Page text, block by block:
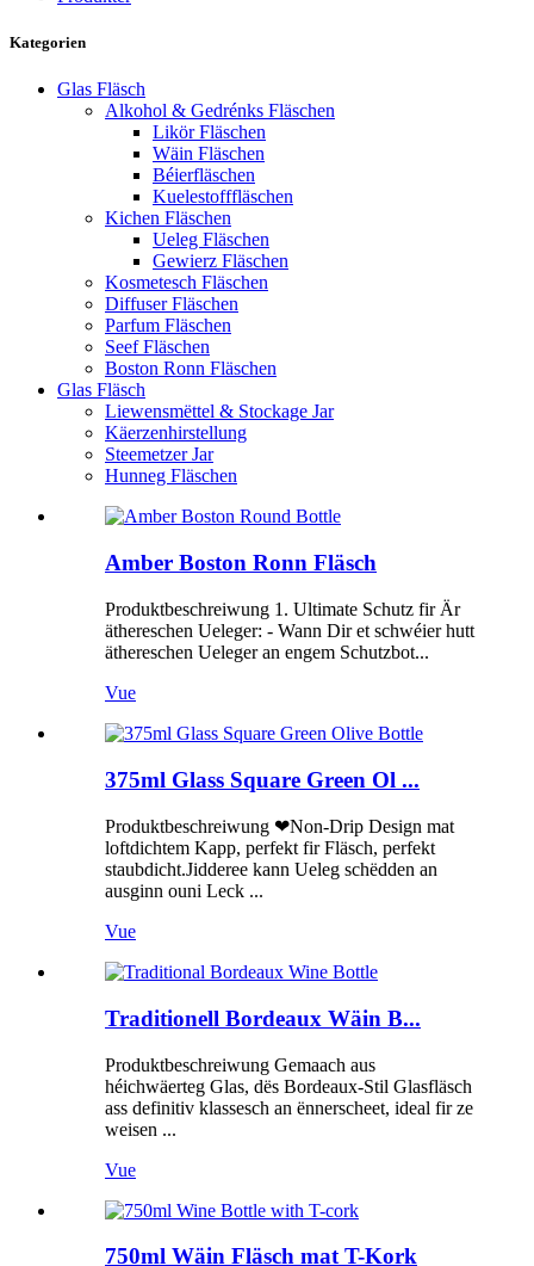
Kategorien
Glas Fläsch
Alkohol & Gedrénks Fläschen
Likör Fläschen
Wäin Fläschen
Béierfläschen
Kuelestofffläschen
Kichen Fläschen
Ueleg Fläschen
Gewierz Fläschen
Kosmetesch Fläschen
Diffuser Fläschen
Parfum Fläschen
Seef Fläschen
Boston Ronn Fläschen
Glas Fläsch
Liewensmëttel & Stockage Jar
Käerzenhirstellung
Steemetzer Jar
Hunneg Fläschen
Amber Boston Ronn Fläsch
Produktbeschreiwung 1. Ultimate Schutz fir Är
äthereschen Ueleger: - Wann Dir et schwéier hutt
äthereschen Ueleger an engem Schutzbot...
Vue
375ml Glass Square Green Ol ...
Produktbeschreiwung ❤Non-Drip Design mat
loftdichtem Kapp, perfekt fir Fläsch, perfekt
staubdicht.Jidderee kann Ueleg schëdden an
ausginn ouni Leck ...
Vue
Traditionell Bordeaux Wäin B...
Produktbeschreiwung Gemaach aus
héichwäerteg Glas, dës Bordeaux-Stil Glasfläsch
ass definitiv klassesch an ënnerscheet, ideal fir ze
weisen ...
Vue
750ml Wäin Fläsch mat T-Kork